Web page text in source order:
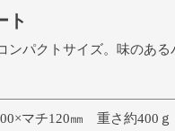
ト
ンパクトサイズ。味のある
マチ120㎜ 重さ約400ｇ